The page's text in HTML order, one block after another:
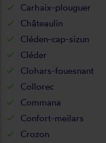
Carhaix-plouguer
Châteaulin
Cléden-cap-sizun
Cléder
Clohars-fouesnant
Collorec
Commana
Confort-meilars
Crozon